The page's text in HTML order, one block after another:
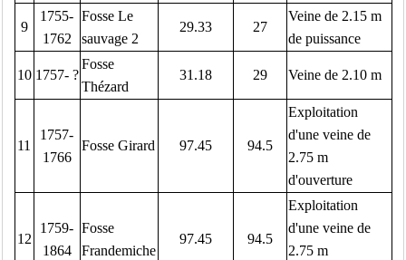
9
1755-
1762
Fosse Le
sauvage 2
29.33 27
Veine de 2.15 m
de puissance
10 1757- ?
Fosse
Thézard
31.18 29 Veine de 2.10 m
11
1757-
1766
Fosse Girard 97.45 94.5
Exploitation
d'une veine de
2.75 m
d'ouverture
12
1759-
1864
Fosse
Frandemiche
97.45 94.5
Exploitation
d'une veine de
2.75 m